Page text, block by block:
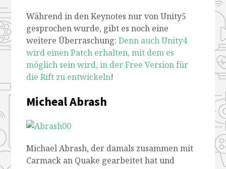
Während in den Keynotes nur von Unity5
gesprochen wurde, gibt es noch eine
weitere Überraschung:Denn auch Unity4
wird einen Patch erhalten, mit dem es
möglich sein wird, in der Free Version für
die Rift zu entwickeln!
Micheal Abrash
Michael Abrash, der damals zusammen mit
Carmack an Quake gearbeitet hat und